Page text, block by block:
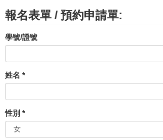
報名表單 / 預約申請單:
學號/證號
姓名 *
性別 *